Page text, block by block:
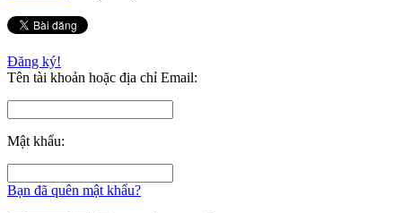
Đăng ký!
Tên tài khoản hoặc địa chỉ Email:
Mật khẩu:
Bạn đã quên mật khẩu?